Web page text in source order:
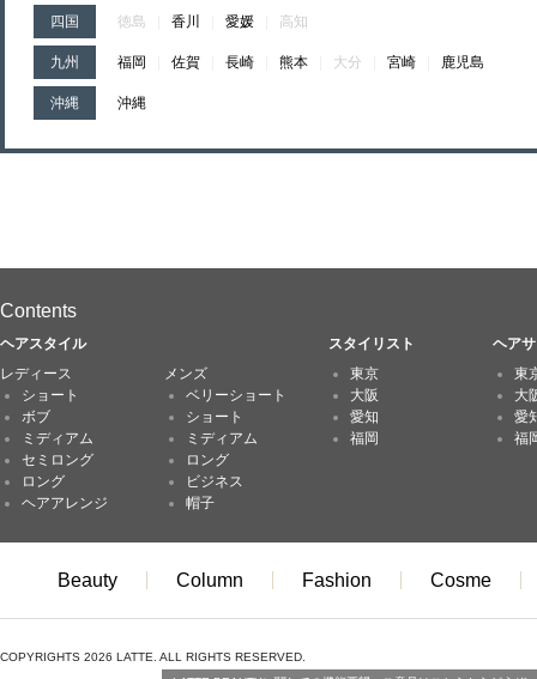
四国 徳島 香川 愛媛 高知
九州 福岡 佐賀 長崎 熊本 大分 宮崎 鹿児島
沖縄 沖縄
Contents
ヘアスタイル スタイリスト
ヘア
レディース
ショート
ボブ
ミディアム
セミロング
ロング
ヘアアレンジ
メンズ
ベリーショート
ショート
ミディアム
ロング
ビジネス
帽子
東京
大阪
愛知
福岡
東
大
愛
福
Beauty Column Fashion Cosme
COPYRIGHTS 2026 LATTE. ALL RIGHTS RESERVED.